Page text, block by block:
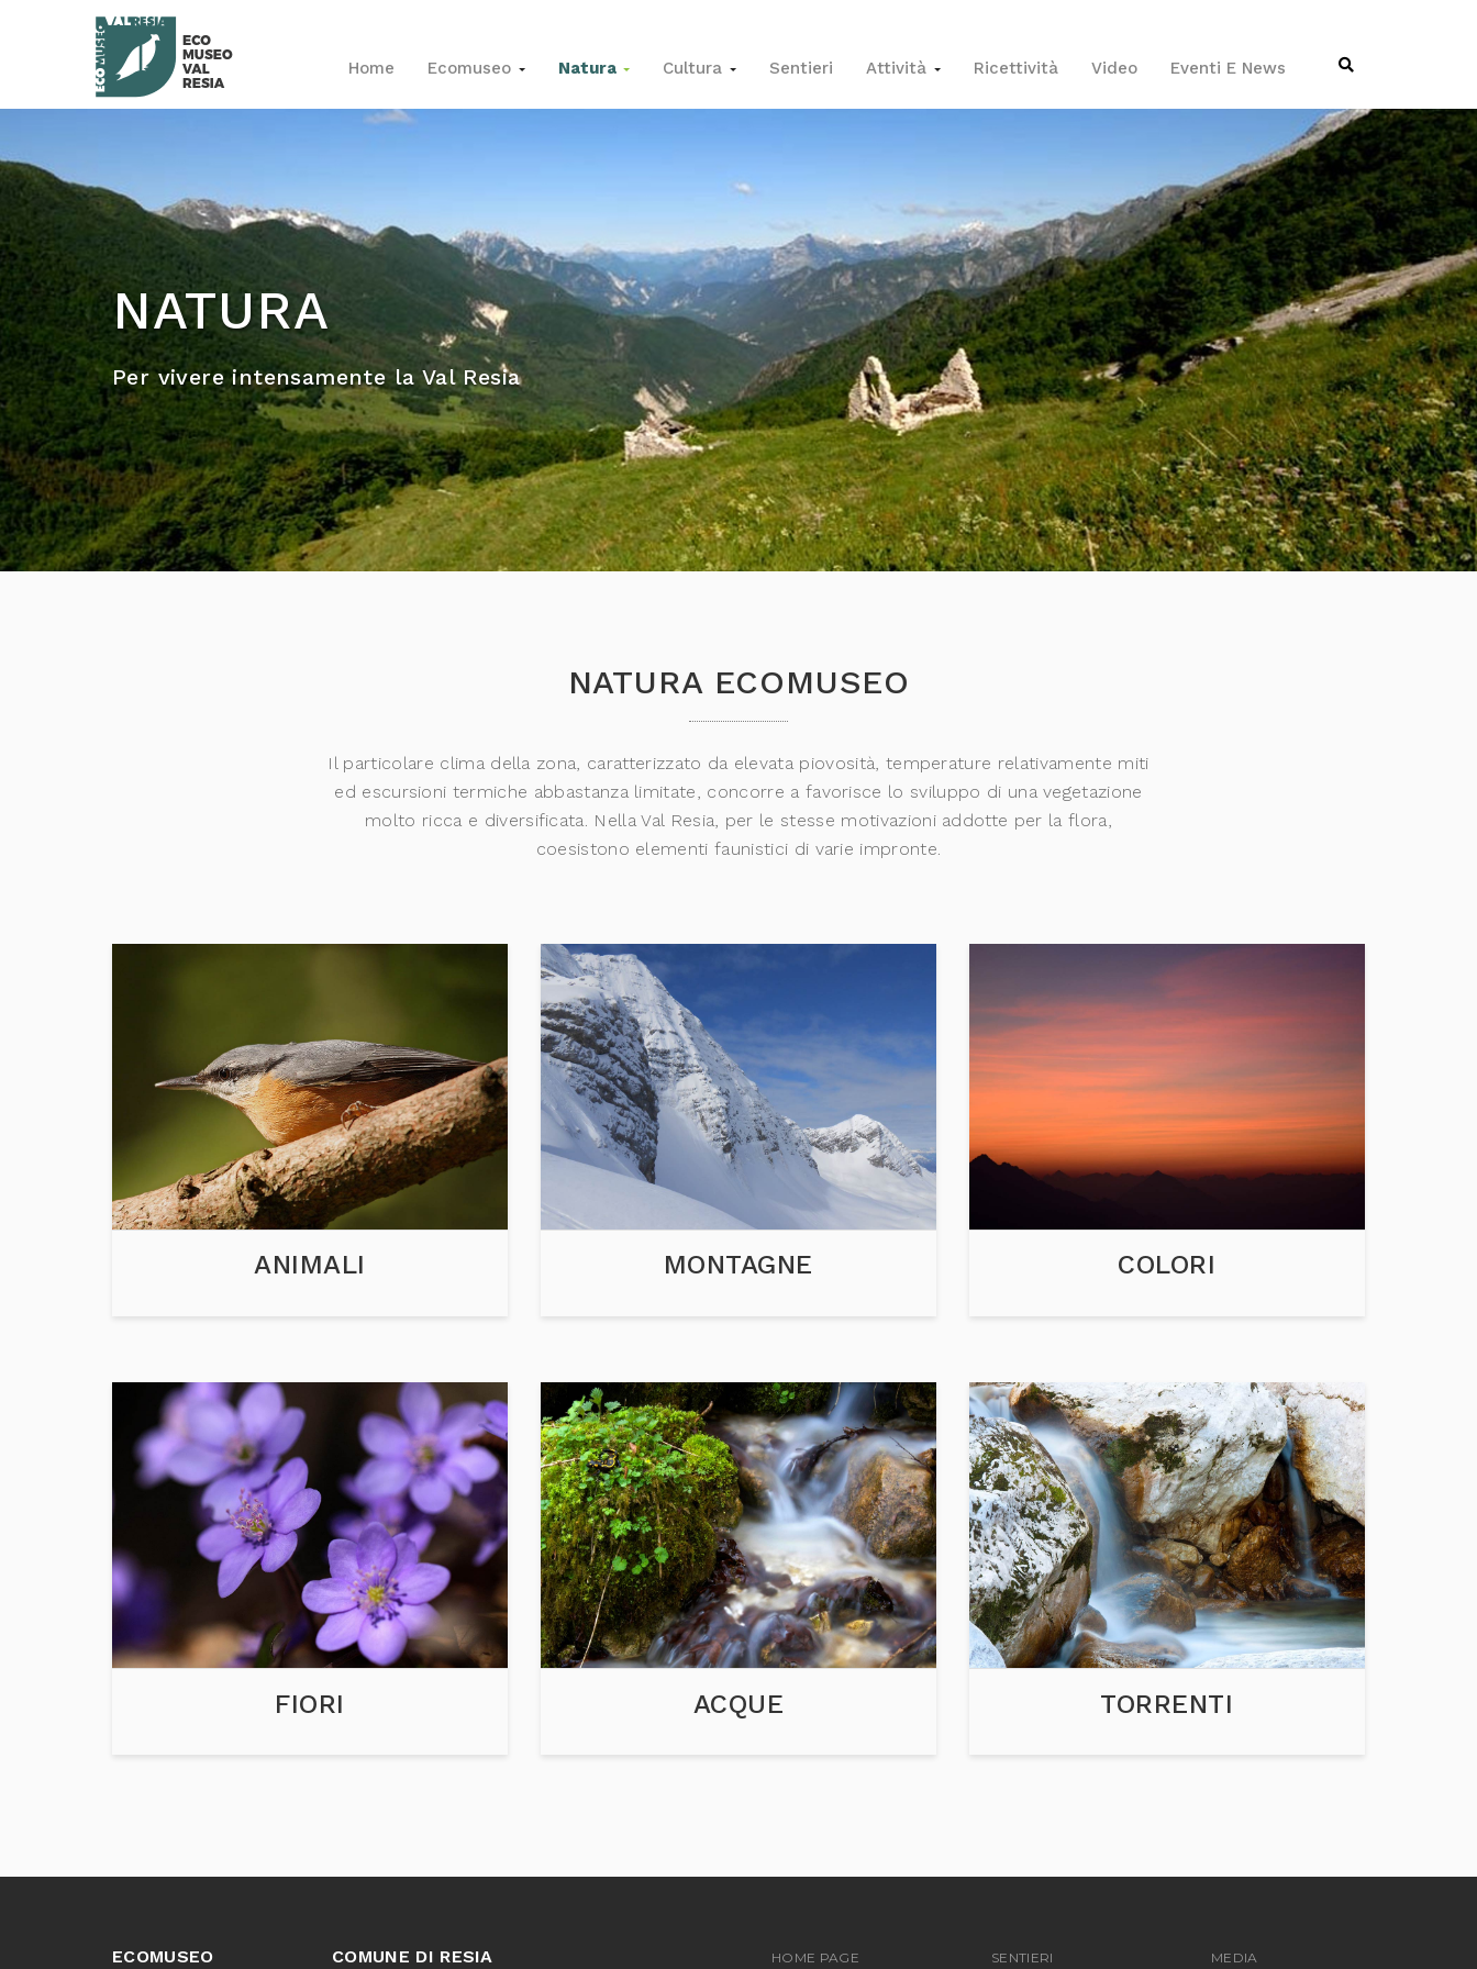
Home Ecomuseo Natura Cultura Sentieri Attività Ricettività Video Eventi E News
NATURA
Per vivere intensamente la Val Resia
NATURA ECOMUSEO
Il particolare clima della zona, caratterizzato da elevata piovosità, temperature relativamente miti
ed escursioni termiche abbastanza limitate, concorre a favorisce lo sviluppo di una vegetazione
molto ricca e diversificata. Nella Val Resia, per le stesse motivazioni addotte per la flora,
coesistono elementi faunistici di varie impronte.
ANIMALI MONTAGNE COLORI
FIORI ACQUE TORRENTI
ECOMUSEO COMUNE DI RESIA HOME PAGE SENTIERI MEDIA